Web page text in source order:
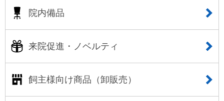
院内備品
来院促進・ノベルティ
飼主様向け商品（卸販売）